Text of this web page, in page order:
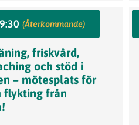
(Återkommande)
Medborgarhuset,
4, vån 7
friskvård,
och stöd i
– mötesplats för
flykting från